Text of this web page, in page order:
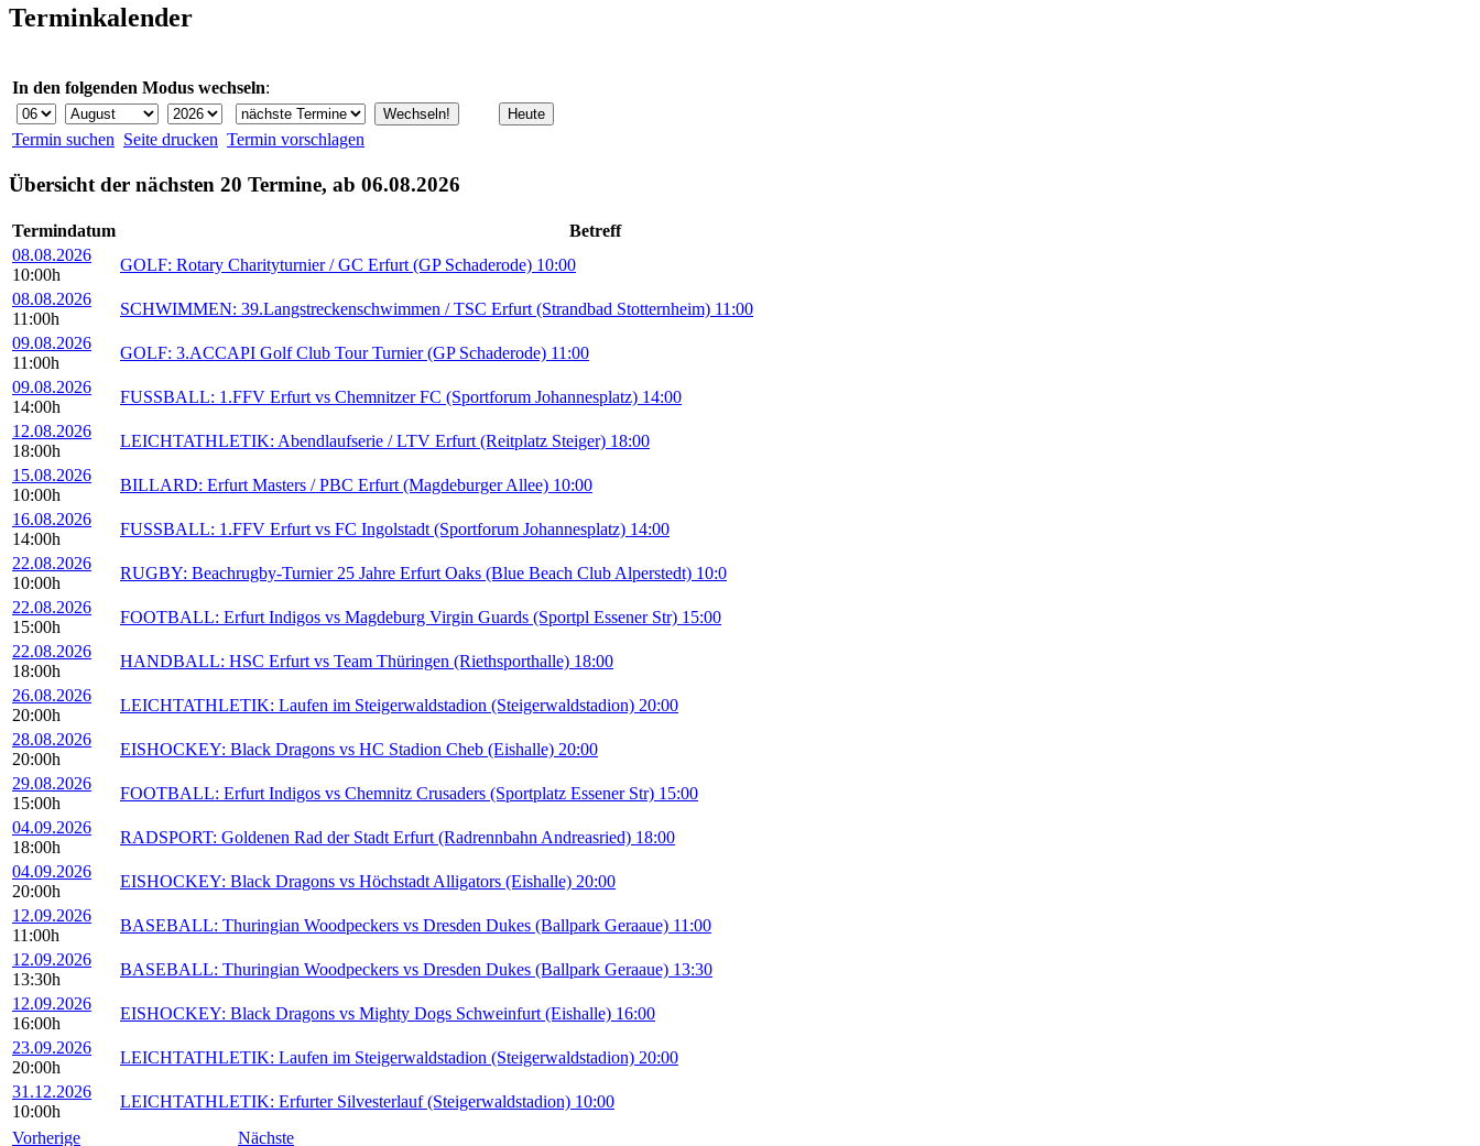
Terminkalender
In den folgenden Modus wechseln:
Termin suchen Seite drucken Termin vorschlagen
Übersicht der nächsten 20 Termine, ab 06.08.2026
Termindatum
Betreff
08.08.2026
10:00h
GOLF: Rotary Charityturnier / GC Erfurt (GP Schaderode) 10:00
08.08.2026
11:00h
SCHWIMMEN: 39.Langstreckenschwimmen / TSC Erfurt (Strandbad Stotternheim) 11:00
09.08.2026
11:00h
GOLF: 3.ACCAPI Golf Club Tour Turnier (GP Schaderode) 11:00
09.08.2026
14:00h
FUSSBALL: 1.FFV Erfurt vs Chemnitzer FC (Sportforum Johannesplatz) 14:00
12.08.2026
18:00h
LEICHTATHLETIK: Abendlaufserie / LTV Erfurt (Reitplatz Steiger) 18:00
15.08.2026
10:00h
BILLARD: Erfurt Masters / PBC Erfurt (Magdeburger Allee) 10:00
16.08.2026
14:00h
FUSSBALL: 1.FFV Erfurt vs FC Ingolstadt (Sportforum Johannesplatz) 14:00
22.08.2026
10:00h
RUGBY: Beachrugby-Turnier 25 Jahre Erfurt Oaks (Blue Beach Club Alperstedt) 10:0
22.08.2026
15:00h
FOOTBALL: Erfurt Indigos vs Magdeburg Virgin Guards (Sportpl Essener Str) 15:00
22.08.2026
18:00h
HANDBALL: HSC Erfurt vs Team Thüringen (Riethsporthalle) 18:00
26.08.2026
20:00h
LEICHTATHLETIK: Laufen im Steigerwaldstadion (Steigerwaldstadion) 20:00
28.08.2026
20:00h
EISHOCKEY: Black Dragons vs HC Stadion Cheb (Eishalle) 20:00
29.08.2026
15:00h
FOOTBALL: Erfurt Indigos vs Chemnitz Crusaders (Sportplatz Essener Str) 15:00
04.09.2026
18:00h
RADSPORT: Goldenen Rad der Stadt Erfurt (Radrennbahn Andreasried) 18:00
04.09.2026
20:00h
EISHOCKEY: Black Dragons vs Höchstadt Alligators (Eishalle) 20:00
12.09.2026
11:00h
BASEBALL: Thuringian Woodpeckers vs Dresden Dukes (Ballpark Geraaue) 11:00
12.09.2026
13:30h
BASEBALL: Thuringian Woodpeckers vs Dresden Dukes (Ballpark Geraaue) 13:30
12.09.2026
16:00h
EISHOCKEY: Black Dragons vs Mighty Dogs Schweinfurt (Eishalle) 16:00
23.09.2026
20:00h
LEICHTATHLETIK: Laufen im Steigerwaldstadion (Steigerwaldstadion) 20:00
31.12.2026
10:00h
LEICHTATHLETIK: Erfurter Silvesterlauf (Steigerwaldstadion) 10:00
Vorherige
Nächste